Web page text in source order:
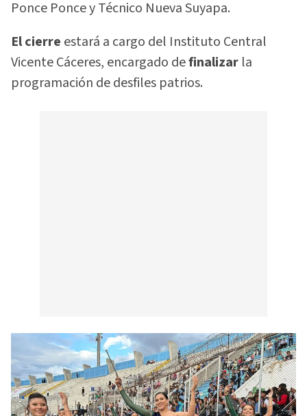
Ponce Ponce y Técnico Nueva Suyapa.
El cierre estará a cargo del Instituto Central
Vicente Cáceres, encargado definalizar la
programación de desfiles patrios.